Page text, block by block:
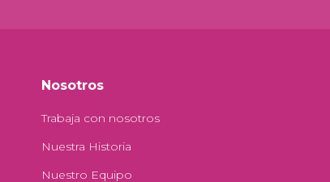
Nosotros
Trabaja con nosotros
Nuestra Historia
Nuestro Equipo